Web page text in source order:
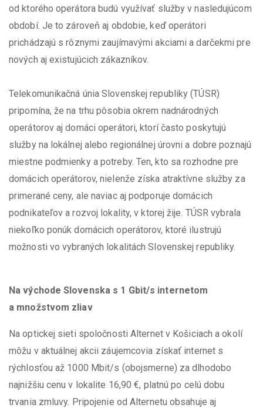
od ktorého operátora budú využívať služby v nasledujúcom
období. Je to zároveň aj obdobie, keď operátori
prichádzajú s rôznymi zaujímavými akciami a darčekmi pre
nových aj existujúcich zákazníkov.
Telekomunikačná únia Slovenskej republiky (TÚSR)
pripomína, že na trhu pôsobia okrem nadnárodných
operátorov aj domáci operátori, ktorí často poskytujú
služby na lokálnej alebo regionálnej úrovni a dobre poznajú
miestne podmienky a potreby. Ten, kto sa rozhodne pre
domácich operátorov, nielenže získa atraktívne služby za
primerané ceny, ale naviac aj podporuje domácich
podnikateľov a rozvoj lokality, v ktorej žije. TÚSR vybrala
niekoľko ponúk domácich operátorov, ktoré ilustrujú
možnosti vo vybraných lokalitách Slovenskej republiky.
Na východe Slovenska s 1 Gbit/s internetom
a množstvom zliav
Na optickej sieti spoločnosti Alternet v Košiciach a okolí
môžu v aktuálnej akcii záujemcovia získať internet s
rýchlosťou až 1000 Mbit/s (obojsmerne) za dlhodobo
najnižšiu cenu v lokalite 16,90 €, platnú po celú dobu
trvania zmluvy. Pripojenie od Alternetu obsahuje aj